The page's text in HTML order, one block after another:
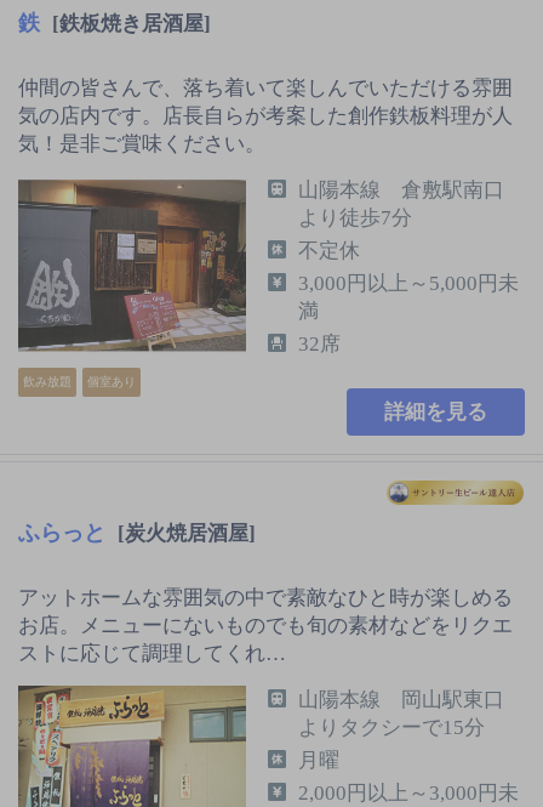
鉄 [鉄板焼き居酒屋]
仲間の皆さんで、落ち着いて楽しんでいただける雰囲
気の店内です。店長自らが考案した創作鉄板料理が人
気！是非ご賞味ください。
飲み放題 個室あり
山陽本線 倉敷駅南口
より徒歩7分
不定休
3,000円以上～5,000円未
満
32席
詳細を見る
ふらっと [炭火焼居酒屋]
アットホームな雰囲気の中で素敵なひと時が楽しめる
お店。メニューにないものでも旬の素材などをリクエ
ストに応じて調理してくれ…
山陽本線 岡山駅東口
よりタクシーで15分
月曜
2,000円以上～3,000円未